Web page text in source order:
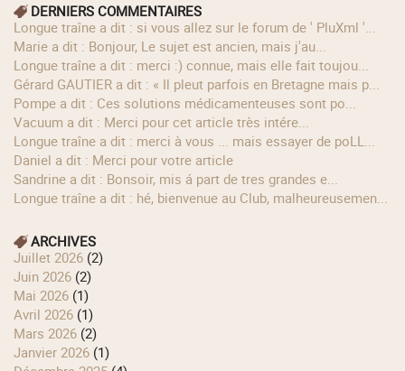
DERNIERS COMMENTAIRES
longue traîne a dit : si vous allez sur le forum de ' PluXml '...
Marie a dit : Bonjour, Le sujet est ancien, mais j'au...
longue traîne a dit : merci :) connue, mais elle fait toujou...
Gérard GAUTIER a dit : « Il pleut parfois en Bretagne mais p...
Pompe a dit : Ces solutions médicamenteuses sont po...
Vacuum a dit : Merci pour cet article très intére...
longue traîne a dit : merci à vous ... mais essayer de poLL...
Daniel a dit : Merci pour votre article
Sandrine a dit : Bonsoir, mis á part de tres grandes e...
longue traîne a dit : hé, bienvenue au Club, malheureusemen...
ARCHIVES
juillet 2026 (2)
juin 2026 (2)
mai 2026 (1)
avril 2026 (1)
mars 2026 (2)
janvier 2026 (1)